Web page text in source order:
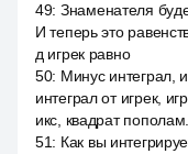
49: Знаменателя
И теперь это
д игрек равно
50: Минус интеграл,
интеграл от игрек,
икс, квадрат
51: Как вы